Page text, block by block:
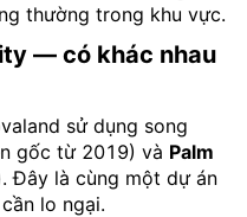
thường trong khu vực.
— có khác nhau
sử dụng song
gốc từ 2019) và Palm
Đây là cùng một dự án
lo ngại.